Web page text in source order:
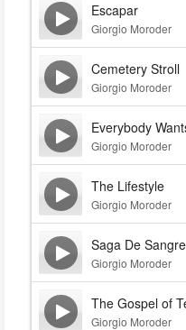
Escapar
Giorgio Moroder
Cemetery Stroll
Giorgio Moroder
Everybody
Giorgio Moroder
The Lifestyle
Giorgio Moroder
Saga De Sangre
Giorgio Moroder
The Gospel of
Giorgio Moroder